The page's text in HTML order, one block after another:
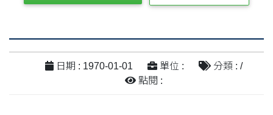
日期 : 1970-01-01 單位 :
分類 : /
點閱 :